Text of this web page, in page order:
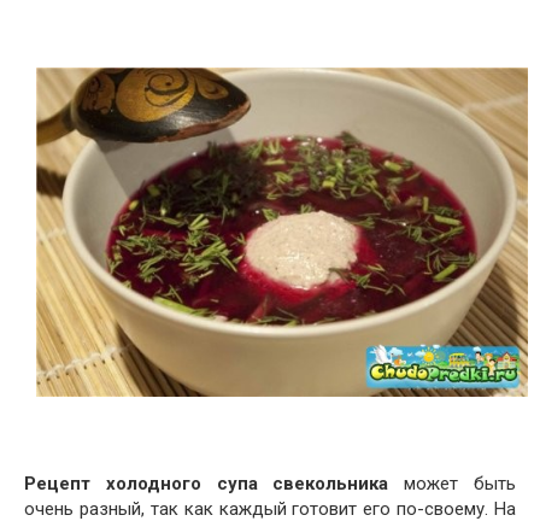
Рецепт холодного супа свекольника может быть
очень разный, так как каждый готовит его по-своему. На